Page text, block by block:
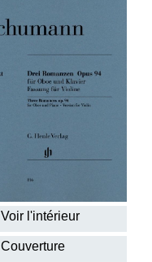
Voir l'intérieur
Couverture